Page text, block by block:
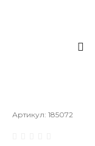
Артикул: 185072